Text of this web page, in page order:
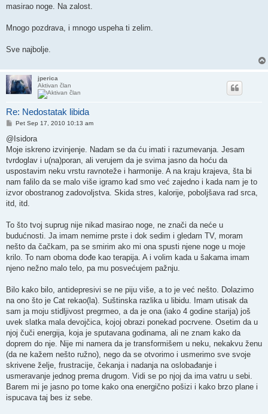
masirao noge. Na zalost.
Mnogo pozdrava, i mnogo uspeha ti zelim.
Sve najbolje.
jperica
Aktivan član
Re: Nedostatak libida
Post
Pet Sep 17, 2010 10:13 am
@Isidora
Moje iskreno izvinjenje. Nadam se da ću imati i razumevanja. Jesam
tvrdoglav i u(na)poran, ali verujem da je svima jasno da hoću da
uspostavim neku vrstu ravnoteže i harmonije. A na kraju krajeva, šta bi
nam falilo da se malo više igramo kad smo već zajedno i kada nam je to
izvor obostranog zadovoljstva. Skida stres, kalorije, poboljšava rad srca,
itd, itd.
To što tvoj suprug nije nikad masirao noge, ne znači da neće u
budućnosti. Ja imam nemirne prste i dok sedim i gledam TV, moram
nešto da čačkam, pa se smirim ako mi ona spusti njene noge u moje
krilo. To nam oboma dođe kao terapija. A i volim kada u šakama imam
njeno nežno malo telo, pa mu posvećujem pažnju.
Bilo kako bilo, antidepresivi se ne piju više, a to je već nešto. Dolazimo
na ono što je Cat rekao(la). Suštinska razlika u libidu. Imam utisak da
sam ja moju stidljivost pregrmeo, a da je ona (iako 4 godine starija) još
uvek slatka mala devojčica, kojoj obrazi ponekad pocrvene. Osetim da u
njoj čuči energija, koja je sputavana godinama, ali ne znam kako da
doprem do nje. Nije mi namera da je transformišem u neku, nekakvu ženu
(da ne kažem nešto ružno), nego da se otvorimo i usmerimo sve svoje
skrivene želje, frustracije, čekanja i nadanja na oslobađanje i
usmeravanje jednog prema drugom. Vidi se po njoj da ima vatru u sebi.
Barem mi je jasno po tome kako ona energično pošizi i kako brzo plane i
ispucava taj bes iz sebe.